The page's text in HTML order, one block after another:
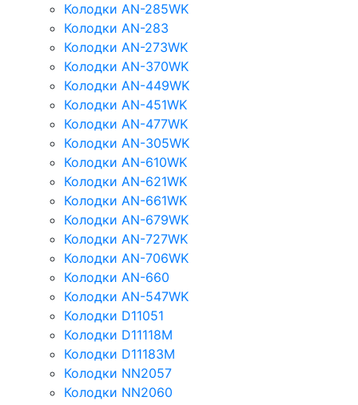
Колодки AN-285WK
Колодки AN-283
Колодки AN-273WK
Колодки AN-370WK
Колодки AN-449WK
Колодки AN-451WK
Колодки AN-477WK
Колодки AN-305WK
Колодки AN-610WK
Колодки AN-621WK
Колодки AN-661WK
Колодки AN-679WK
Колодки AN-727WK
Колодки AN-706WK
Колодки AN-660
Колодки AN-547WK
Колодки D11051
Колодки D11118M
Колодки D11183M
Колодки NN2057
Колодки NN2060